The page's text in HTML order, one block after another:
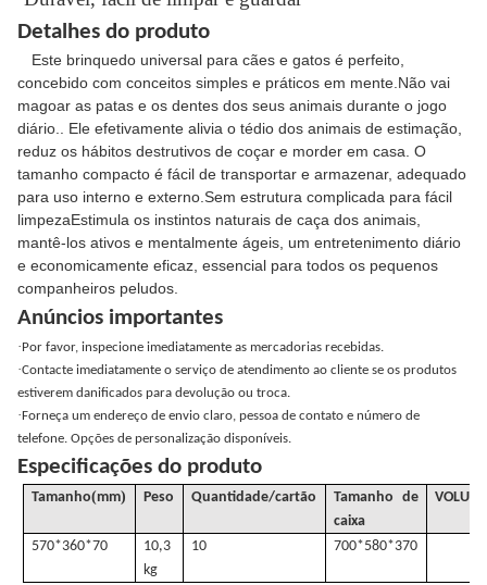
Detalhes do produto
Este brinquedo universal para cães e gatos é perfeito,
concebido com conceitos simples e práticos em mente.Não vai
magoar as patas e os dentes dos seus animais durante o jogo
diário.. Ele efetivamente alivia o tédio dos animais de estimação,
reduz os hábitos destrutivos de coçar e morder em casa. O
tamanho compacto é fácil de transportar e armazenar, adequado
para uso interno e externo.Sem estrutura complicada para fácil
limpezaEstimula os instintos naturais de caça dos animais,
mantê-los ativos e mentalmente ágeis, um entretenimento diário
e economicamente eficaz, essencial para todos os pequenos
companheiros peludos.
Anúncios importantes
·Por favor, inspecione imediatamente as mercadorias recebidas.
·Contacte imediatamente o serviço de atendimento ao cliente se os produtos
estiverem danificados para devolução ou troca.
·Forneça um endereço de envio claro, pessoa de contato e número de
telefone. Opções de personalização disponíveis.
Especificações do produto
Tamanho(mm) Peso Quantidade/cartão
Tamanho de
caixa
570*360*70
10,3
kg
10 700*580*370